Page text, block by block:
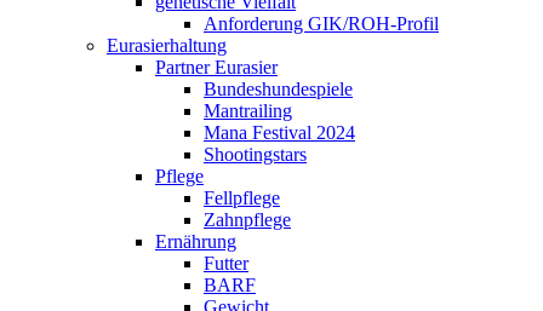
Anforderung GIK/ROH-Profil
Eurasierhaltung
Partner Eurasier
Bundeshundespiele
Mantrailing
Mana Festival 2024
Shootingstars
Pflege
Fellpflege
Zahnpflege
Ernährung
Futter
BARF